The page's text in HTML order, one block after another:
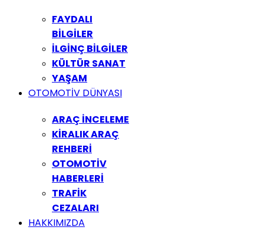
FAYDALI
BİLGİLER
İLGİNÇ BİLGİLER
KÜLTÜR SANAT
YAŞAM
OTOMOTİV DÜNYASI
ARAÇ İNCELEME
KİRALIK ARAÇ
REHBERİ
OTOMOTİV
HABERLERİ
TRAFİK
CEZALARI
HAKKIMIZDA